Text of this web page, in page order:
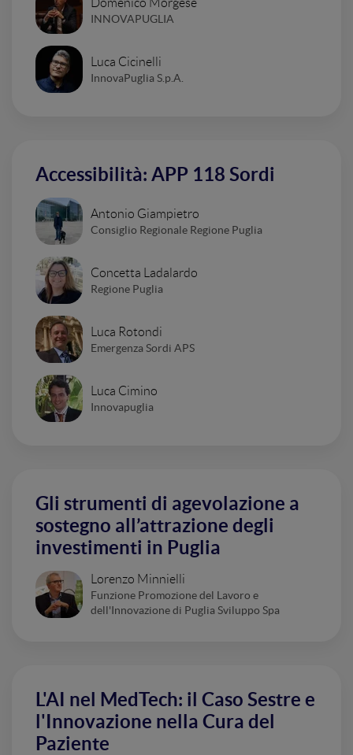
INNOVAPUGLIA
Luca Cicinelli
InnovaPuglia S.p.A.
Accessibilità: APP 118 Sordi
Antonio Giampietro
Consiglio Regionale Regione Puglia
Concetta Ladalardo
Regione Puglia
Luca Rotondi
Emergenza Sordi APS
Luca Cimino
Innovapuglia
Gli strumenti di agevolazione a
sostegno all’attrazione degli
investimenti in Puglia
Lorenzo Minnielli
Funzione Promozione del Lavoro e
dell'Innovazione di Puglia Sviluppo Spa
L'AI nel MedTech: il Caso Sestre e
l'Innovazione nella Cura del
Paziente